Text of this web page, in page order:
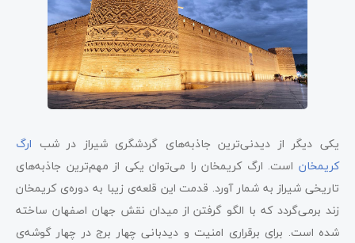
یکی دیگر از دیدنی‌ترین جاذبه‌های گردشگری شیراز در شب ارگ
کریمخان است. ارگ کریمخان را می‌توان یکی از مهم‌ترین جاذبه‌های
تاریخی شیراز به شمار آورد. قدمت این قلعه‌ی زیبا به دوره‌ی کریمخان
زند برمی‌گردد که با الگو گرفتن از میدان نقش جهان اصفهان ساخته
شده است. برای برقراری امنیت و دیدبانی چهار برج در چهار گوشه‌ی